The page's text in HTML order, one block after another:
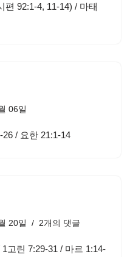
편 92:1-4, 11-14) / 마태
06일
/ 요한 21:1-14
20일 2개의 댓글
고린 7:29-31 / 마르 1:14-